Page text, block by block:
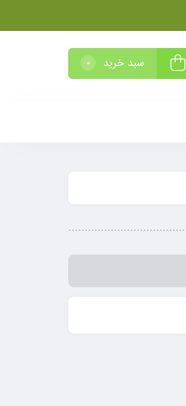
سبد خرید 0